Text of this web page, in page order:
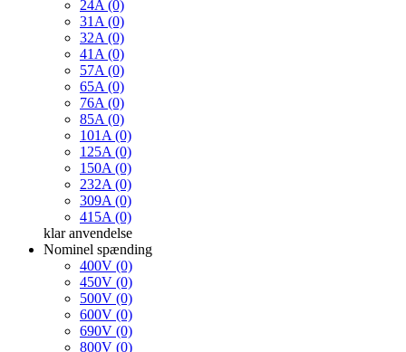
24A (0)
31A (0)
32A (0)
41A (0)
57A (0)
65A (0)
76A (0)
85A (0)
101A (0)
125A (0)
150A (0)
232A (0)
309A (0)
415A (0)
klar anvendelse
Nominel spænding
400V (0)
450V (0)
500V (0)
600V (0)
690V (0)
800V (0)